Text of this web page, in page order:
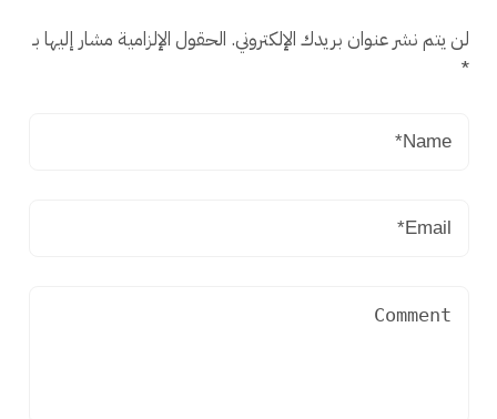
لن يتم نشر عنوان بريدك الإلكتروني. الحقول الإلزامية مشار إليها بـ
*